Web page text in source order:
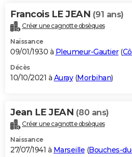
Francois LE JEAN (91 ans)
Créer une cagnotte obsèques
Naissance
09/01/1930 à Pleumeur-Gautier(
Décès
10/10/2021 à Auray(Morbihan)
Jean LE JEAN (80 ans)
Créer une cagnotte obsèques
Naissance
27/07/1941 à Marseille (Bouches-